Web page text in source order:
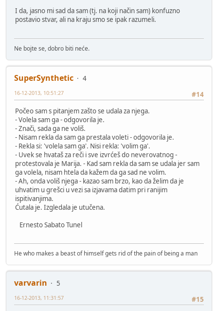
I da, jasno mi sad da sam (tj. na koji način sam) konfuzno
postavio stvar, ali na kraju smo se ipak razumeli.
Ne bojte se, dobro biti neće.
SuperSynthetic
4
#14
16-12-2013, 10:51:27
Počeo sam s pitanjem zašto se udala za njega.
- Volela sam ga - odgovorila je.
- Znači, sada ga ne voliš.
- Nisam rekla da sam ga prestala voleti - odgovorila je.
- Rekla si: 'volela sam ga'. Nisi rekla: 'volim ga'.
- Uvek se hvataš za reči i sve izvrćeš do neverovatnog -
protestovala je Marija. - Kad sam rekla da sam se udala jer sam
ga volela, nisam htela da kažem da ga sad ne volim.
- Ah, onda voliš njega - kazao sam brzo, kao da želim da je
uhvatim u grešci u vezi sa izjavama datim pri ranijim
ispitivanjima.
Ćutala je. Izgledala je utučena.
Ernesto Sabato Tunel
He who makes a beast of himself gets rid of the pain of being a man
varvarin
5
#15
16-12-2013, 11:31:57